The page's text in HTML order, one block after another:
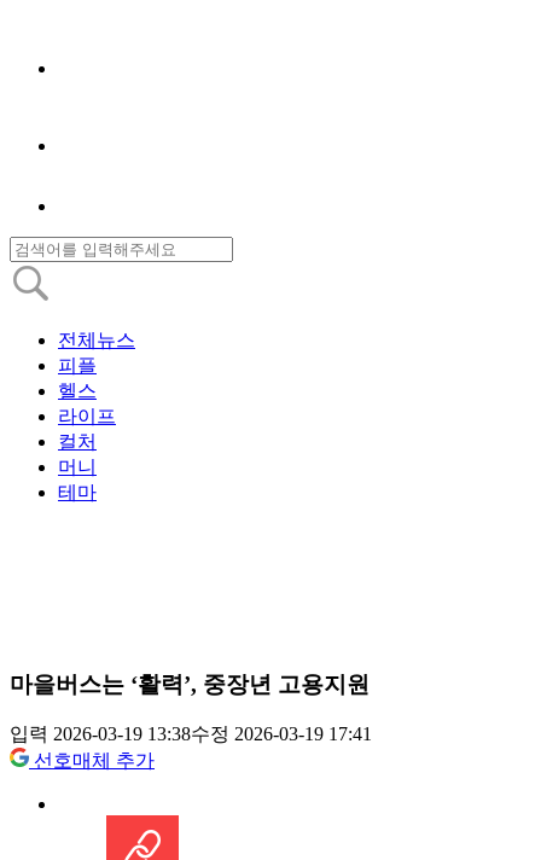
전체뉴스
피플
헬스
라이프
컬처
머니
테마
마을버스는 ‘활력’, 중장년 고용지원
입력 2026-03-19 13:38수정 2026-03-19 17:41
선호매체 추가